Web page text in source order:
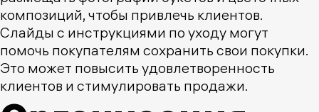
композиций, чтобы привлечь клиентов.
Слайды с инструкциями по уходу могут
помочь покупателям сохранить свои покупки.
Это может повысить удовлетворенность
клиентов и стимулировать продажи.